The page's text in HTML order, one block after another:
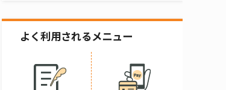
よく利用されるメニュー